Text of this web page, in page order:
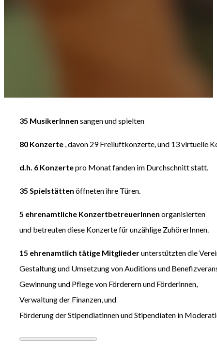
35 MusikerInnen sangen und spielten
80 Konzerte , davon 29 Freiluftkonzerte, und 13 virtuelle
d.h. 6 Konzertepro Monat fanden im Durchschnitt statt.
35 Spielstätten öffneten ihre Türen.
5 ehrenamtliche KonzertbetreuerInnen organisierten
und betreuten diese Konzerte für unzählige ZuhörerInnen.
15 ehrenamtlich tätige Mitgliederunterstützten die
Gestaltung und Umsetzung von Auditions und
Gewinnung und Pflege von Förderern und Förderinnen,
Verwaltung der Finanzen, und
Förderung der Stipendiatinnen und Stipendiaten in